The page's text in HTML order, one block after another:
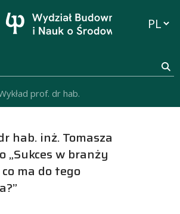
prof. dr hab. inż. Tomasza
hab. inż. Tomasza
„Sukces w branży
ma do tego